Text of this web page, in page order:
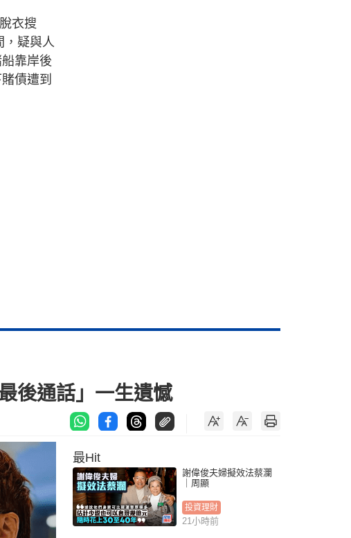
衣搜
，疑與人
靠岸後
債遭到
後通話」一生遺憾
最Hit
謝偉俊夫婦擬效法蔡瀾
｜周顯
投資理財
21小時前